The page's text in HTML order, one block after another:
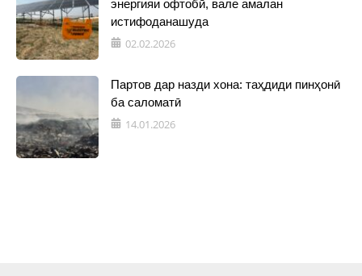
энергияи офтобӣ, вале амалан
истифоданашуда
02.02.2026
Партов дар назди хона: таҳдиди пинҳонӣ
ба саломатӣ
14.01.2026